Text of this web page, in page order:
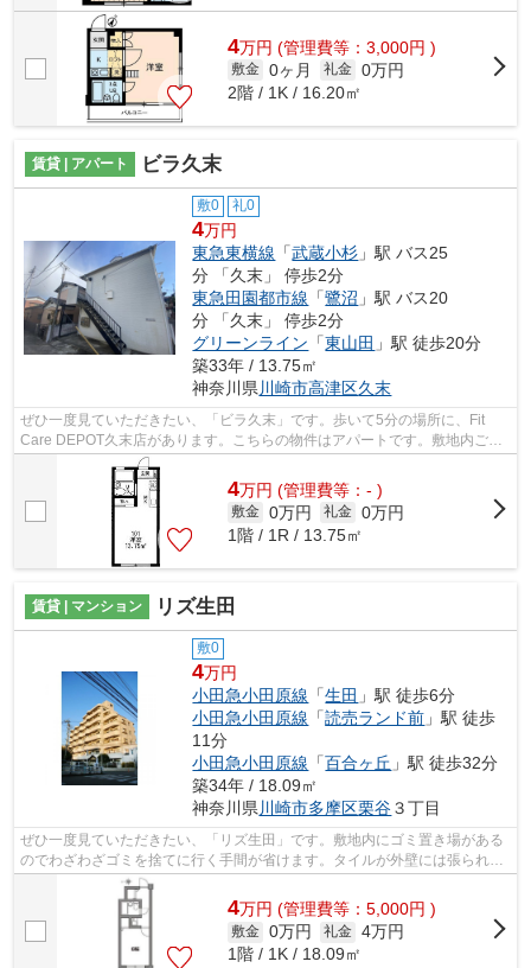
4万円 (管理費等：3,000円 )
敷金 0ヶ月 礼金 0万円
2階 / 1K / 16.20㎡
賃貸 | アパート ビラ久末
敷0 礼0
4万円
東急東横線 「武蔵小杉 」駅 バス25
分 「久末」 停歩2分
東急田園都市線 「鷺沼 」駅 バス20
分 「久末」 停歩2分
グリーンライン 「東山田 」駅 徒歩20分
築33年 / 13.75㎡
神奈川県 川崎市高津区久末
ぜひ一度見ていただきたい、「ビラ久末」です。歩いて5分の場所に、Fit
Care DEPOT久末店があります。こちらの物件はアパートです。敷地内ごみ
置き場つきの物件は最近ますますポピュラ...
4万円 (管理費等：- )
敷金 0万円 礼金 0万円
1階 / 1R / 13.75㎡
賃貸 | マンション リズ生田
敷0
4万円
小田急小田原線 「生田 」駅 徒歩6分
小田急小田原線 「読売ランド前 」駅 徒歩
11分
小田急小田原線 「百合ヶ丘 」駅 徒歩32分
築34年 / 18.09㎡
神奈川県 川崎市多摩区栗谷３丁目
ぜひ一度見ていただきたい、「リズ生田」です。敷地内にゴミ置き場がある
のでわざわざゴミを捨てに行く手間が省けます。タイルが外壁には張られて
います。クレジットカードで初期費用...
4万円 (管理費等：5,000円 )
敷金 0万円 礼金 4万円
1階 / 1K / 18.09㎡